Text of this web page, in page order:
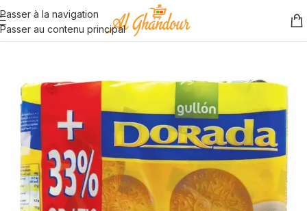
Passer à la navigation
Passer au contenu principal